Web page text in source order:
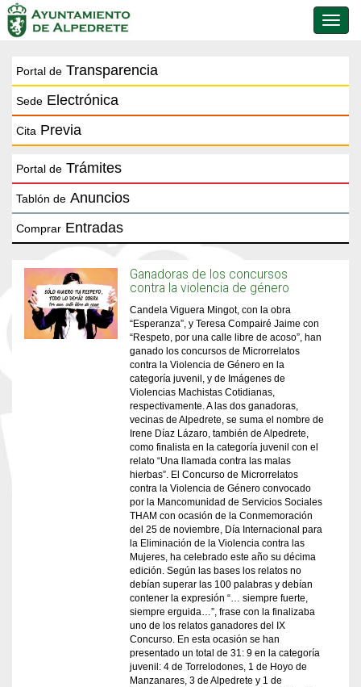
de
Portal de Transparencia
Sede Electrónica
Cita Previa
Portal de Trámites
Tablón de Anuncios
Comprar Entradas
Ganadoras de los concursos
contra la violencia de género
Candela Viguera Mingot, con la obra
“Esperanza”, y Teresa Compairé Jaime con
“Respeto, por una calle libre de acoso”, han
ganado los concursos de Microrrelatos
contra la Violencia de Género en la
categoría juvenil, y de Imágenes de
Violencias Machistas Cotidianas,
respectivamente. A las dos ganadoras,
vecinas de Alpedrete, se suma el nombre de
Irene Díaz Lázaro, también de Alpedrete,
como finalista en la categoría juvenil con el
relato “Una llamada contra las malas
hierbas”. El Concurso de Microrrelatos
contra la Violencia de Género convocado
por la Mancomunidad de Servicios Sociales
THAM con ocasión de la Conmemoración
del 25 de noviembre, Día Internacional para
la Eliminación de la Violencia contra las
Mujeres, ha celebrado este año su décima
edición. Según las bases los relatos no
debían superar las 100 palabras y debían
contener la expresión “… siempre fuerte,
siempre erguida…”, frase con la finalizaba
uno de los relatos ganadores del IX
Concurso. En esta ocasión se han
presentado un total de 31: 9 en la categoría
juvenil: 4 de Torrelodones, 1 de Hoyo de
Manzanares, 3 de Alpedrete y 1 de